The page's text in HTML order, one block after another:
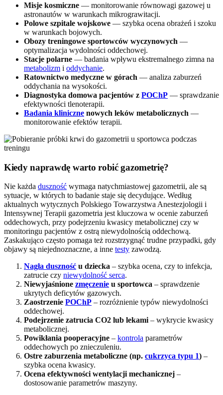
Misje kosmiczne — monitorowanie równowagi gazowej u
astronautów w warunkach mikrograwitacji.
Polowe szpitale wojskowe — szybka ocena obrażeń i szoku
w warunkach bojowych.
Obozy treningowe sportowców wyczynowych —
optymalizacja wydolności oddechowej.
Stacje polarne — badania wpływu ekstremalnego zimna na
metabolizm i oddychanie.
Ratownictwo medyczne w górach — analiza zaburzeń
oddychania na wysokości.
Diagnostyka domowa pacjentów z POChP — sprawdzanie
efektywności tlenoterapii.
Badania kliniczne nowych leków metabolicznych —
monitorowanie efektów terapii.
Kiedy naprawdę warto robić gazometrię?
Nie każda duszność wymaga natychmiastowej gazometrii, ale są
sytuacje, w których to badanie staje się decydujące. Według
aktualnych wytycznych Polskiego Towarzystwa Anestezjologii i
Intensywnej Terapii gazometria jest kluczowa w ocenie zaburzeń
oddechowych, przy podejrzeniu kwasicy metabolicznej czy w
monitoringu pacjentów z ostrą niewydolnością oddechową.
Zaskakująco często pomaga też rozstrzygnąć trudne przypadki, gdy
objawy są niejednoznaczne, a inne testy zawodzą.
Nagła duszność u dziecka – szybka ocena, czy to infekcja,
zatrucie czy niewydolność serca.
Niewyjaśnione zmęczenie u sportowca – sprawdzenie
ukrytych deficytów gazowych.
Zaostrzenie POChP – rozróżnienie typów niewydolności
oddechowej.
Podejrzenie zatrucia CO2 lub lekami – wykrycie kwasicy
metabolicznej.
Powikłania pooperacyjne – kontrola parametrów
oddechowych po znieczuleniu.
Ostre zaburzenia metaboliczne (np. cukrzyca typu 1) –
szybka ocena kwasicy.
Ocena efektywności wentylacji mechanicznej –
dostosowanie parametrów maszyny.